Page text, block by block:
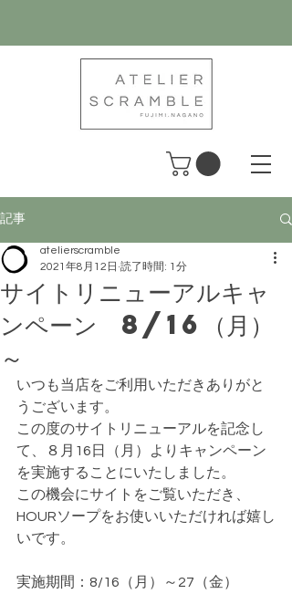
記事
サイトリニューアルキャ
ンペーン 8/16（月）
～
atelierscramble
2021年8月12日 読了時間: 1分
いつも当店をご利用いただきありがと
うございます。
この度のサイトリニューアルを記念し
て、８月16日（月）よりキャンペーン
を実施することにいたしました。
この機会にサイトをご覧いただき、
HOURソープをお使いいただければ嬉し
いです。
実施期間：8/16（月）～27（金）